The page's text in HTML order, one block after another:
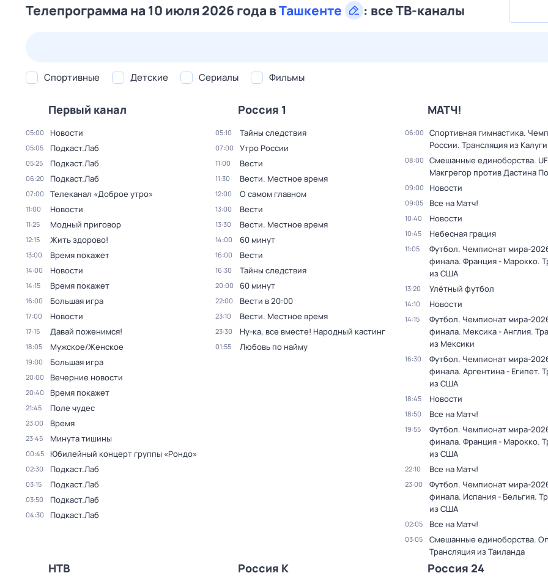
Телепрограмма на 10 июля 2026 года вТашкенте : все ТВ-каналы
Спортивные Детские Сериалы Фильмы
Первый канал
05:00 Новости
05:05 Подкаст.Лаб
05:25 Подкаст.Лаб
06:20 Подкаст.Лаб
07:00 Телеканал «Доброе утро»
11:00 Новости
11:25 Модный приговор
12:15 Жить здорово!
13:00 Время покажет
14:00 Новости
14:15 Время покажет
16:00 Большая игра
17:00 Новости
17:15 Давай поженимся!
18:05 Мужское/Женское
19:00 Большая игра
20:00 Вечерние новости
20:40 Время покажет
21:45 Поле чудес
23:00 Время
23:45 Минута тишины
00:45 Юбилейный концерт группы «Рондо»
02:30 Подкаст.Лаб
03:15 Подкаст.Лаб
03:50 Подкаст.Лаб
04:30 Подкаст.Лаб
Россия 1
05:10 Тайны следствия
07:00 Утро России
11:00 Вести
11:30 Вести. Местное время
12:00 О самом главном
13:00 Вести
13:30 Вести. Местное время
14:00 60 минут
16:00 Вести
16:30 Тайны следствия
20:00 60 минут
22:00 Вести в 20:00
23:10 Вести. Местное время
23:30 Ну-ка, все вместе! Народный кастинг
01:55 Любовь по найму
МАТЧ!
06:00
Спортивная гимнастика.
России. Трансляция из Калуги
08:00
Смешанные единоборства.
Макгрегор против Дастина
09:00 Новости
09:05 Все на Матч!
10:40 Новости
10:45 Небесная грация
11:05
Футбол. Чемпионат мира-
финала. Франция - Марокко.
из США
13:20 Улётный футбол
14:10 Новости
14:15
Футбол. Чемпионат мира-
финала. Мексика - Англия.
из Мексики
16:30
Футбол. Чемпионат мира-
финала. Аргентина - Египет.
из США
18:45 Новости
18:50 Все на Матч!
19:55
Футбол. Чемпионат мира-
финала. Франция - Марокко.
из США
22:10 Все на Матч!
23:00
Футбол. Чемпионат мира-
финала. Испания - Бельгия.
из США
02:05 Все на Матч!
03:05
Смешанные единоборства.
Трансляция из Таиланда
НТВ Россия К Россия 24